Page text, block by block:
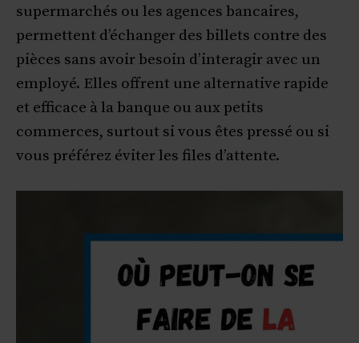
supermarchés ou les agences bancaires,
permettent d’échanger des billets contre des
pièces sans avoir besoin d’interagir avec un
employé. Elles offrent une alternative rapide
et efficace à la banque ou aux petits
commerces, surtout si vous êtes pressé ou si
vous préférez éviter les files d’attente.